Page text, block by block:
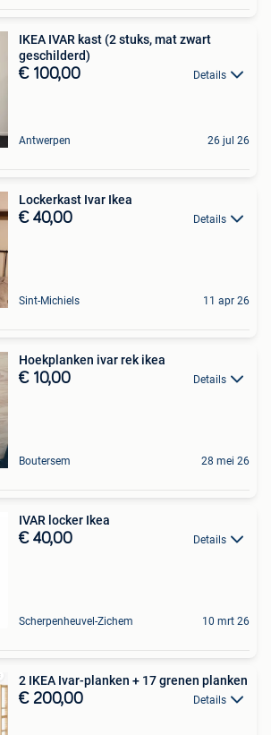
IKEA IVAR kast (2 stuks, mat zwart
geschilderd)
€ 100,00 Details
Antwerpen 26 jul 26
Lockerkast Ivar Ikea
€ 40,00 Details
Sint-Michiels 11 apr 26
Hoekplanken ivar rek ikea
€ 10,00 Details
Boutersem 28 mei 26
IVAR locker Ikea
€ 40,00 Details
Scherpenheuvel-Zichem 10 mrt 26
2 IKEA Ivar-planken + 17 grenen planken
€ 200,00 Details